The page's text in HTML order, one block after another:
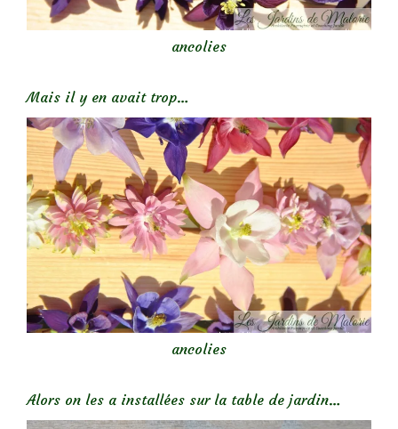
ancolies
Mais il y en avait trop…
ancolies
Alors on les a installées sur la table de jardin…